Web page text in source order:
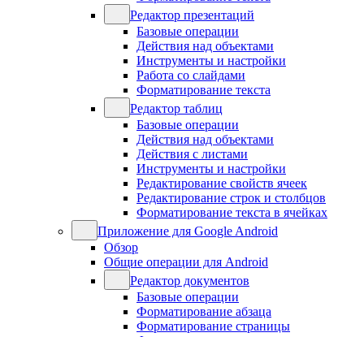
Редактор презентаций
Базовые операции
Действия над объектами
Инструменты и настройки
Работа со слайдами
Форматирование текста
Редактор таблиц
Базовые операции
Действия над объектами
Действия с листами
Инструменты и настройки
Редактирование свойств ячеек
Редактирование строк и столбцов
Форматирование текста в ячейках
Приложение для Google Android
Обзор
Общие операции для Android
Редактор документов
Базовые операции
Форматирование абзаца
Форматирование страницы